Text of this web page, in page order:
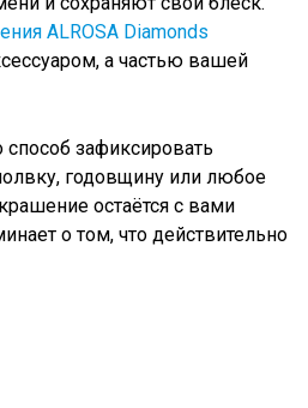
ALROSA Diamonds
а частью вашей
зафиксировать
годовщину или любое
остаётся с вами
о том, что действительно